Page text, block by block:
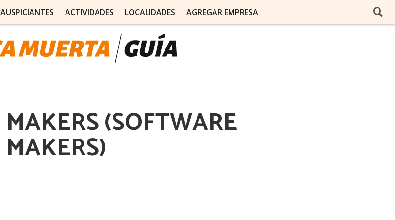
AUSPICIANTES ACTIVIDADES LOCALIDADES AGREGAR EMPRESA
MAKERS (SOFTWARE
MAKERS)